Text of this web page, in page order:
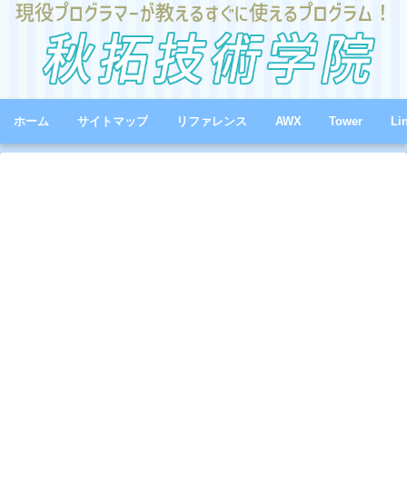
ホーム サイトマップ リファレンス AWX Tower